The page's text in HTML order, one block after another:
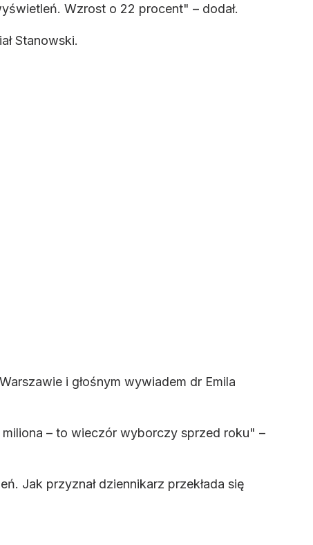
Wzrost o 22 procent" – dodał.
Stanowski.
i głośnym wywiadem dr Emila
– to wieczór wyborczy sprzed roku" –
Jak przyznał dziennikarz przekłada się